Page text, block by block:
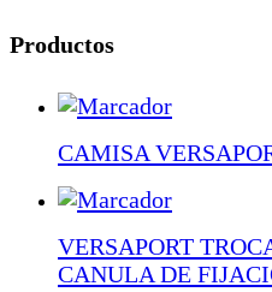
Productos
CAMISA
VERSAPORT
CANULA DE